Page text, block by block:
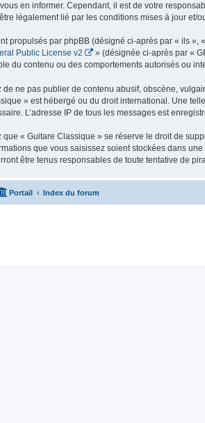
en informer. Cependant, il est de votre
légalement lié par les conditions mises à jour et/
propulsés par phpBB (désigné ci-après par « ils
Public License v2 » (désignée ci-après par «
du contenu ou des comportements autorisés ou
de ne pas publier de contenu abusif, obscène,
» est hébergé ou du droit international. Une
L’adresse IP de tous les messages est
que « Guitare Classique » se réserve le droit de
que vous saisissez soient stockées dans
être tenus responsables de toute tentative de
Portail Index du forum